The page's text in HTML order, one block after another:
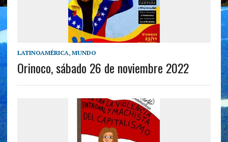
LATINOAMÉRICA, MUNDO
Orinoco, sábado 26 de noviembre 2022